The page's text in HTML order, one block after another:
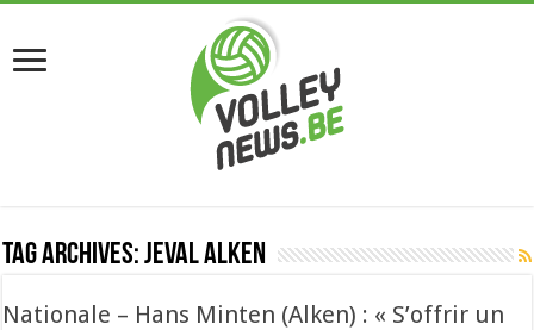
Tag Archives:Jeval Alken
Nationale – Hans Minten (Alken) : « S’offrir un